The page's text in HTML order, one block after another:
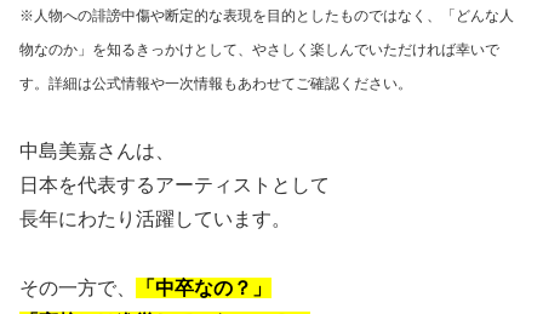
※人物への誹謗中傷や断定的な表現を目的としたものではなく、「どんな人
物なのか」を知るきっかけとして、やさしく楽しんでいただければ幸いで
す。詳細は公式情報や一次情報もあわせてご確認ください。
中島美嘉さんは、
日本を代表するアーティストとして
長年にわたり活躍しています。
その一方で、
「中卒なの？」